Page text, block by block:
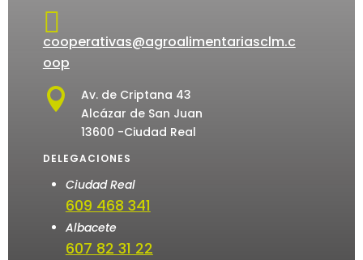

cooperativas@agroalimentariasclm.c
oop

Av. de Criptana 43
Alcázar de San Juan
13600 -Ciudad Real
DELEGACIONES
Ciudad Real
609 468 341
Albacete
607 82 31 22